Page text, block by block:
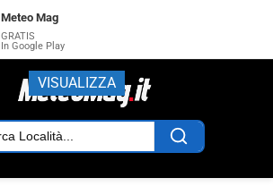
Meteo Mag
GRATIS
In Google Play
VISUALIZZA